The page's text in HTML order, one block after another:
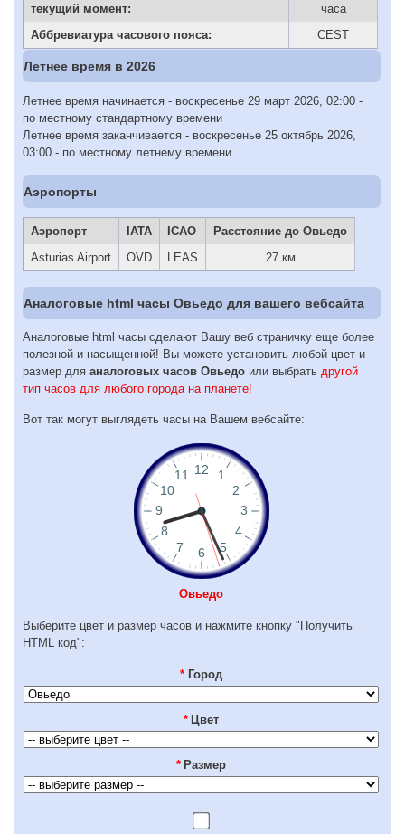
текущий момент:
часа
Аббревиатура часового пояса:
CEST
Летнее время в 2026
Летнее время начинается - воскресенье 29 март 2026, 02:00 -
по местному стандартному времени
Летнее время заканчивается - воскресенье 25 октябрь 2026,
03:00 - по местному летнему времени
Аэропорты
Аэропорт IATA ICAO
Расстояние до Овьедо
Asturias Airport
OVD LEAS 27 км
Аналоговые html часы Овьедо для вашего вебсайта
Аналоговые html часы сделают Вашу веб страничку еще более
полезной и насыщенной! Вы можете установить любой цвет и
размер для аналоговых часов Овьедо или выбрать другой
тип часов для любого города на планете!
Вот так могут выглядеть часы на Вашем вебсайте:
Овьедо
Выберите цвет и размер часов и нажмите кнопку "Получить
HTML код":
* Город
* Цвет
* Размер